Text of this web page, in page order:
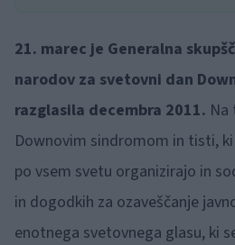
21. marec je Generalna
narodov za svetovni dan
razglasila decembra 2011. Na
Downovim sindromom in tisti,
po vsem svetu organizirajo in
in dogodkih za ozaveščanje
enotnega svetovnega glasu, ki